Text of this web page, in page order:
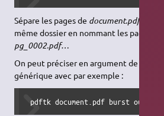
Sépare les pages de document.pdf
même dossier en nommant les pages :
pg_0002.pdf…
On peut préciser en argument de output
générique avec par exemple :
pdftk document.pdf burst output